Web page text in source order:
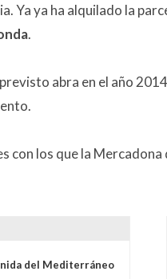
Ya ya ha alquilado la
.
abra en el año
con los que la
del Mediterráneo